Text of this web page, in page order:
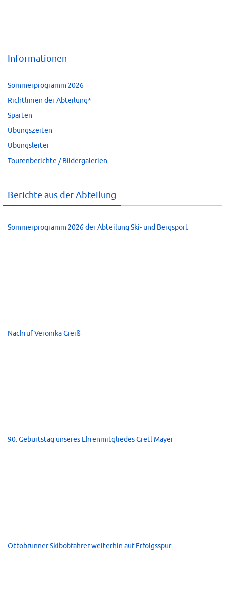
Informationen
Sommerprogramm 2026
Richtlinien der Abteilung*
Sparten
Übungszeiten
Übungsleiter
Tourenberichte / Bildergalerien
Berichte aus der Abteilung
Sommerprogramm 2026 der Abteilung Ski- und Bergsport
Nachruf Veronika Greiß
90. Geburtstag unseres Ehrenmitgliedes Gretl Mayer
Ottobrunner Skibobfahrer weiterhin auf Erfolgsspur